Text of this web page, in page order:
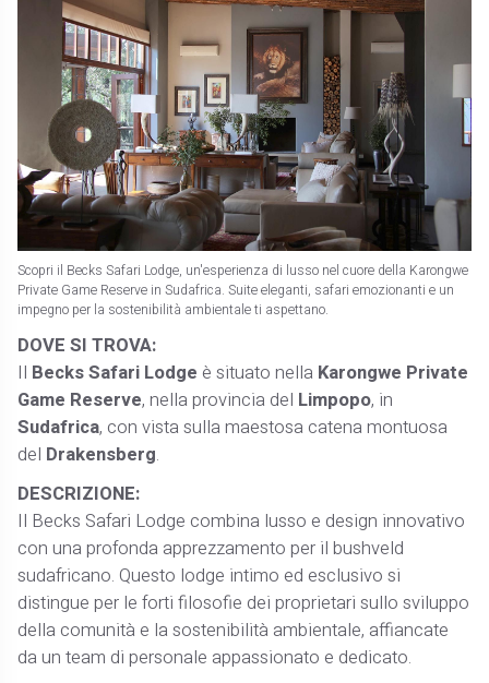
Scopri il Becks Safari Lodge, un'esperienza di lusso nel cuore della Karongwe
Private Game Reserve in Sudafrica. Suite eleganti, safari emozionanti e un
impegno per la sostenibilità ambientale ti aspettano.
DOVE SI TROVA:
Il Becks Safari Lodge è situato nella Karongwe Private
Game Reserve, nella provincia del Limpopo, in
Sudafrica, con vista sulla maestosa catena montuosa
del Drakensberg. ​
DESCRIZIONE:
Il Becks Safari Lodge combina lusso e design innovativo
con una profonda apprezzamento per il bushveld
sudafricano. Questo lodge intimo ed esclusivo si
distingue per le forti filosofie dei proprietari sullo sviluppo
della comunità e la sostenibilità ambientale, affiancate
da un team di personale appassionato e dedicato. ​